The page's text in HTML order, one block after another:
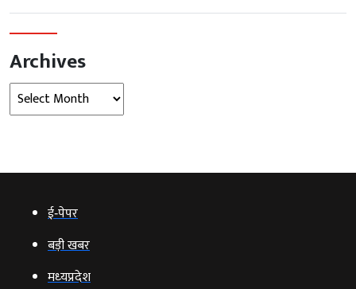
Archives
Archives
ई‑पेपर
बड़ी खबर
मध्‍यप्रदेश